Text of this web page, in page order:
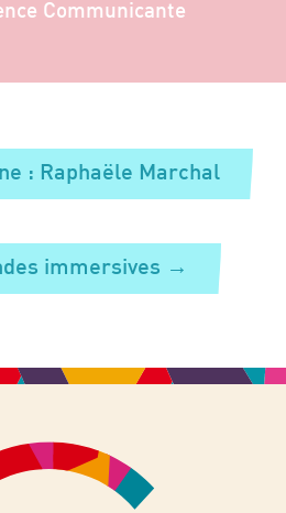
Communicante
: Raphaële Marchal
immersives →